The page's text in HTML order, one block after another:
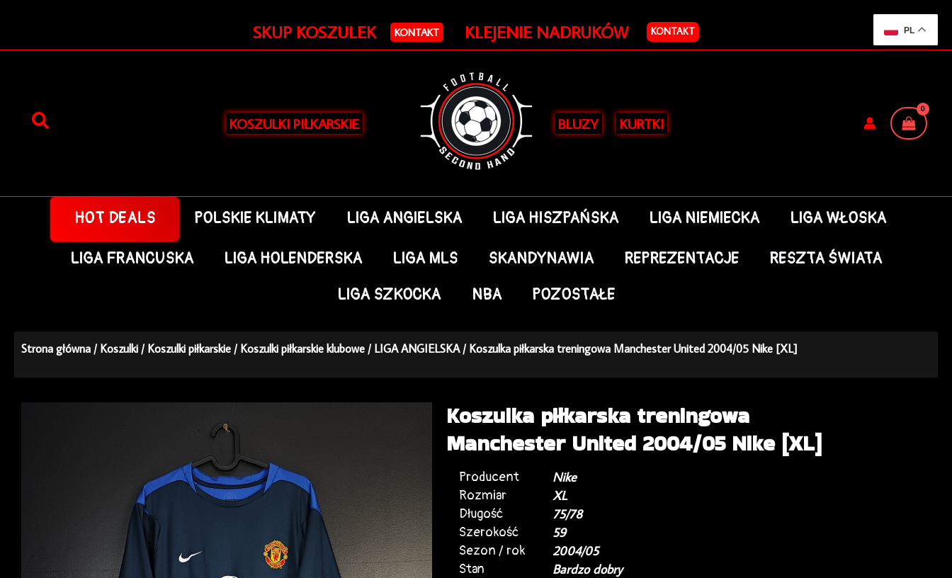
treści
SKUP KOSZULEK KONTAKT KLEJENIE NADRUKÓW KONTAKT
KOSZULKI PIŁKARSKIE BLUZY KURTKI
HOT DEALS POLSKIE KLIMATY LIGA ANGIELSKA LIGA HISZPAŃSKA LIGA NIEMIECKA LIGA WŁOSKA
LIGA FRANCUSKA LIGA HOLENDERSKA LIGA MLS SKANDYNAWIA REPREZENTACJE
RESZTA ŚWIATA
LIGA SZKOCKA
NBA POZOSTAŁE
Strona główna /Koszulki /Koszulki piłkarskie /Koszulki piłkarskie klubowe /LIGA ANGIELSKA/ Koszulka piłkarska treningowa Manchester United 2004/05 Nike [XL]
Koszulka piłkarska treningowa
Manchester United 2004/05 Nike [XL]
Producent
Nike
Rozmiar
XL
Długość
75/78
Szerokość
59
Sezon / rok
2004/05
Stan
Bardzo dobry
PL